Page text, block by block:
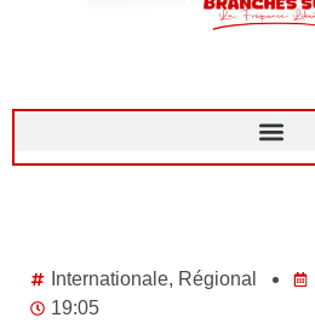
Internationale, Régional
19:05